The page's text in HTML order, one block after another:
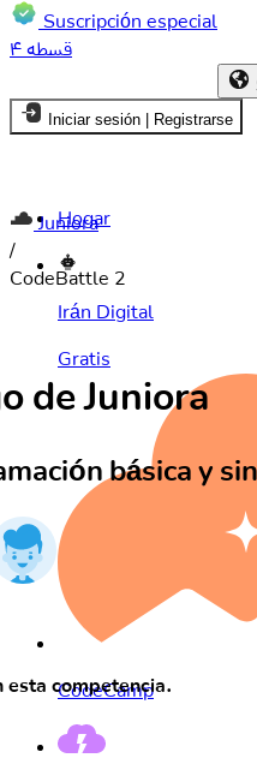
Suscripción especial
۴ قسطه
Iniciar sesión | Registrarse
Hogar
Irán Digital
Gratis
CodeCamp
Juniora
/
CodeBattle 2
de Juniora
básica y
esta competencia.